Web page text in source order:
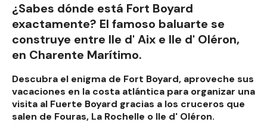
¿Sabes dónde está Fort Boyard
exactamente? El famoso baluarte se
construye entre Ile d' Aix e Ile d' Oléron,
en Charente Marítimo.
Descubra el enigma de Fort Boyard, aproveche sus
vacaciones en la costa atlántica para organizar una
visita al Fuerte Boyard gracias a los cruceros que
salen de Fouras, La Rochelle o Ile d' Oléron.